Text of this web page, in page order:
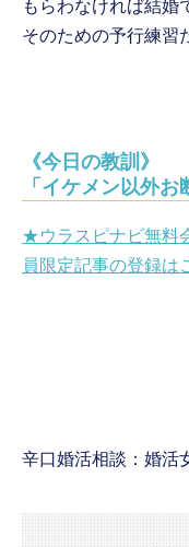
もらわなければ結婚
そのための予行練習
《今日の教訓》
「イケメン以外お
★ウラスピナビ無料
員限定記事の登録は
辛口婚活相談：婚活